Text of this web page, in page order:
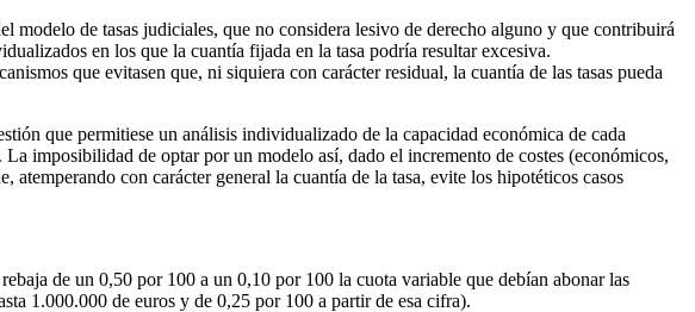
de tasas judiciales, que no considera lesivo de derecho alguno y que contribuirá
en los que la cuantía fijada en la tasa podría resultar excesiva.
que evitasen que, ni siquiera con carácter residual, la cuantía de las tasas pueda
que permitiese un análisis individualizado de la capacidad económica de cada
imposibilidad de optar por un modelo así, dado el incremento de costes (económicos,
con carácter general la cuantía de la tasa, evite los hipotéticos casos
de un 0,50 por 100 a un 0,10 por 100 la cuota variable que debían abonar las
1.000.000 de euros y de 0,25 por 100 a partir de esa cifra).